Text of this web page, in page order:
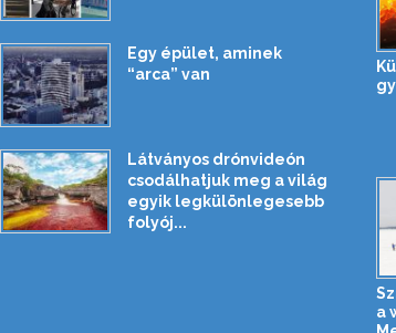
Egy épület, aminek
“arca” van
Látványos drónvideón
csodálhatjuk meg a világ
egyik legkülönlegesebb
folyój...
a